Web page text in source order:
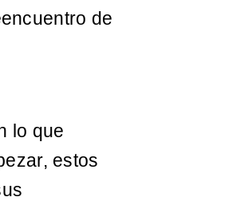
de
lo que
estos